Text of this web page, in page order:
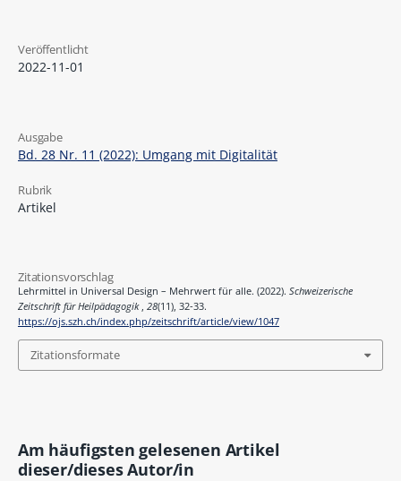
Veröffentlicht
2022-11-01
Ausgabe
Bd. 28 Nr. 11 (2022): Umgang mit Digitalität
Rubrik
Artikel
Zitationsvorschlag
Lehrmittel in Universal Design – Mehrwert für alle. (2022). Schweizerische
Zeitschrift für Heilpädagogik , 28(11), 32-33.
https://ojs.szh.ch/index.php/zeitschrift/article/view/1047
Zitationsformate
Am häufigsten gelesenen Artikel
dieser/dieses Autor/in